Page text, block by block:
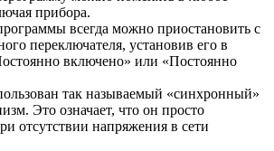
прибора.
всегда можно приостановить с
переключателя, установив его в
включено» или «Постоянно
так называемый «синхронный»
Это означает, что он просто
отсутствии напряжения в сети